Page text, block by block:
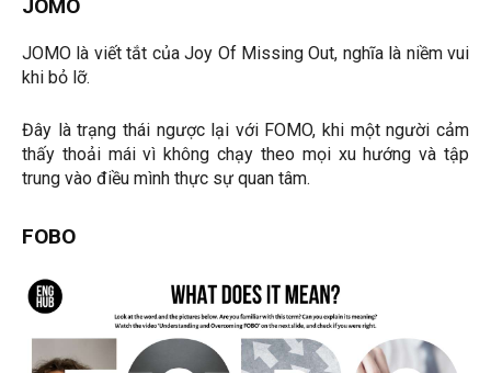
JOMO
JOMO là viết tắt của Joy Of Missing Out, nghĩa là niềm vui
khi bỏ lỡ.
Đây là trạng thái ngược lại với FOMO, khi một người cảm
thấy thoải mái vì không chạy theo mọi xu hướng và tập
trung vào điều mình thực sự quan tâm.
FOBO